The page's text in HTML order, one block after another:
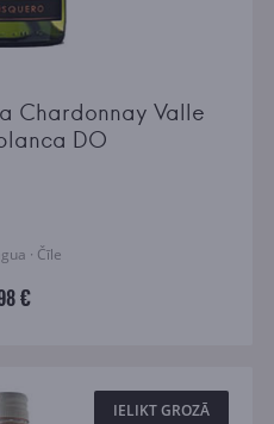
Chardonnay Valle
DO
· Čīle
€
IELIKT GROZĀ